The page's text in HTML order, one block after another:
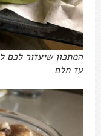
המתכון שיעזור לכם
עז תלם